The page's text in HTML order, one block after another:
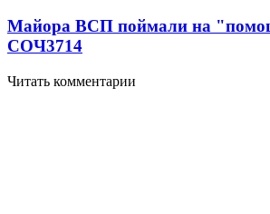
Майора ВСП поймали на
СОЧ3714
Читать комментарии